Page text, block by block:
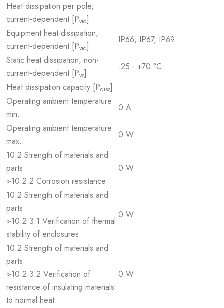
Heat dissipation per pole,
current-dependent [Pvid]
Equipment heat dissipation,
current-dependent [Pvid]
IP66, IP67, IP69
Static heat dissipation, non-
current-dependent [Pvs]
-25 - +70 °C
Heat dissipation capacity [Pdiss]
Operating ambient temperature
min.
0 A
Operating ambient temperature
max.
0 W
10.2 Strength of materials and
parts
>10.2.2 Corrosion resistance
0 W
10.2 Strength of materials and
parts
>10.2.3.1 Verification of thermal
stability of enclosures
0 W
10.2 Strength of materials and
parts
>10.2.3.2 Verification of
resistance of insulating materials
to normal heat
0 W